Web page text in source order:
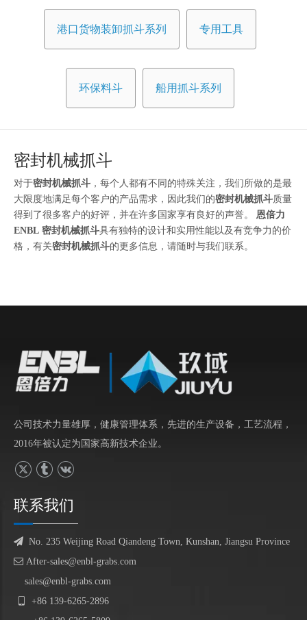
港口货物装卸抓斗系列 专用工具
环保料斗 船用抓斗系列
密封机械抓斗
对于密封机械抓斗 ，每个人都有不同的特殊关注，我们所做的是最
大限度地满足每个客户的产品需求，因此我们的密封机械抓斗质量
得到了很多客户的好评，并在许多国家享有良好的声誉。 恩倍力
ENBL 密封机械抓斗具有独特的设计和实用性能以及有竞争力的价
格，有关密封机械抓斗的更多信息，请随时与我们联系。
公司技术力量雄厚，健康管理体系，先进的生产设备，工艺流程，
2016年被认定为国家高新技术企业。
联系我们
 No. 235 Weijing Road Qiandeng Town, Kunshan, Jiangsu Province
 After-sales@enbl-grabs.com
sales@enbl-grabs.com
+86 139-6265-2896